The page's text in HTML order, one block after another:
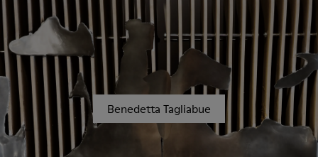
Benedetta Tagliabue